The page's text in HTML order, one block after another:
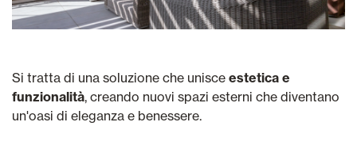
Si tratta di una soluzione che unisce estetica e
funzionalità, creando nuovi spazi esterni che diventano
un'oasi di eleganza e benessere.